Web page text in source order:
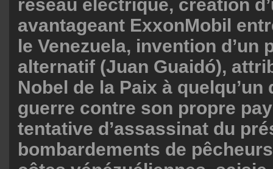
réseau électrique, création
avantageant ExxonMobil
le Venezuela, invention d’un
alternatif (Juan Guaidó),
Nobel de la Paix à quelqu’un
guerre contre son propre
tentative d’assassinat du
bombardements de